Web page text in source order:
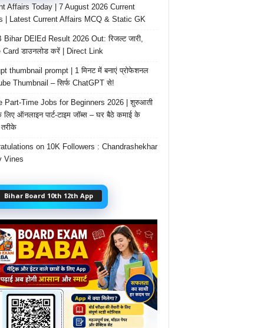
Affairs Today | 7 August 2026 Current
| Latest Current Affairs MCQ & Static GK
Bihar DElEd Result 2026 Out: रिजल्ट जारी,
Card डाउनलोड करें | Direct Link
thumbnail prompt | 1 मिनट में बनाएं प्रोफेशनल
Thumbnail – सिर्फ ChatGPT से!
Part-Time Jobs for Beginners 2026 | शुरुआती
लिए ऑनलाइन पार्ट-टाइम जॉब्स – घर बैठे कमाई के
on 10K Followers : Chandrashekhar
Vines
Bihar Board 10th 12th App